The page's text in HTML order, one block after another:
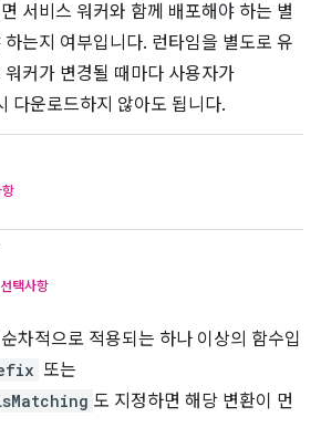
서비스 워커와 함께 배포해야 하는 별
는지 여부입니다. 런타임을 별도로 유
커가 변경될 때마다 사용자가
다운로드하지 않아도 됩니다.
선택사항
차적으로 적용되는 하나 이상의 함수입
또는
도 지정하면 해당 변환이 먼